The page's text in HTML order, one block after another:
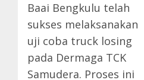
Baai Bengkulu telah
sukses melaksanakan
uji coba truck losing
pada Dermaga TCK
Samudera. Proses ini